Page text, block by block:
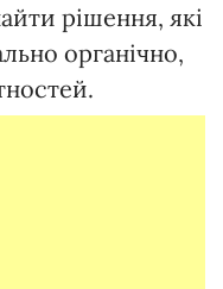
рішення, які
органічно,